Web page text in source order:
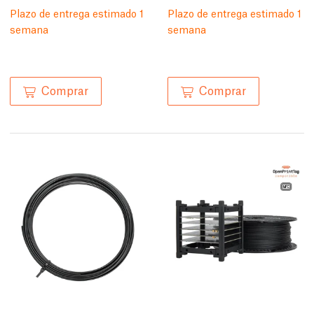
Plazo de entrega estimado 1
semana
Comprar
Plazo de entrega estimado 1
semana
Comprar